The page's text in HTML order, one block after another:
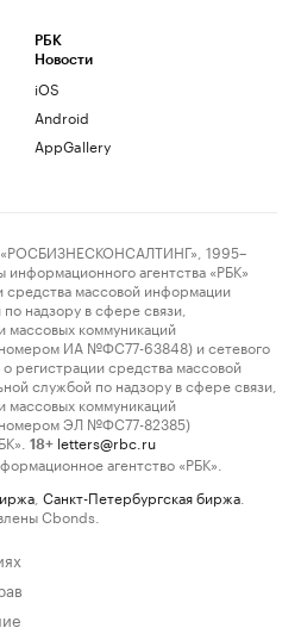
РБК
Новости
iOS
Android
AppGallery
1995–
агентства «РБК»
средства массовой информации
надзору в сфере связи,
массовых коммуникаций
ИА №ФС77-63848) и сетевого
регистрации средства массовой
службой по надзору в сфере связи,
массовых коммуникаций
номером ЭЛ №ФС77-82385)
18+ letters@rbc.ru
агентство «РБК».
Санкт-Петербургская биржа
Cbonds.